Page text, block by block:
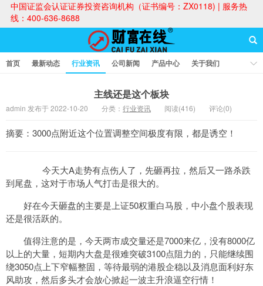
中国证监会认证证券投资咨询机构（证书编号：ZX0118) | 服务热
线：400-636-8688
首页 最新动态 行业资讯 公司新闻 产品中心
关于我们
主线还是这个板块
admin 发布于 2022-10-20 分类： 行业资讯 阅读(416) 评论(0)
摘要：3000点附近这个位置调整空间极度有限，都是诱空！
今天大A走势有点伤人了，先砸再拉，然后又一路杀跌
到尾盘，这对于市场人气打击是很大的。
好在今天砸盘的主要是上证50权重白马股，中小盘个股表现
还是很活跃的。
值得注意的是，今天两市成交量还是7000来亿，没有8000亿
以上的大量，短期内大盘是很难突破3100点阻力的，只能继续围
绕3050点上下窄幅整固，等待最弱的港股企稳以及消息面利好东
风助攻，然后多头才会放心掀起一波主升浪逼空行情！